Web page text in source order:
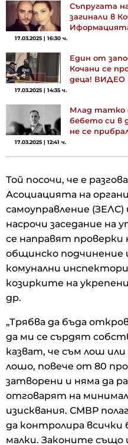
Съпругата
загинали в
17.03.2025 | 16:30 ч.
Един от
Кочани се
деца! ВИДЕО
17.03.2025 | 14:35 ч.
Млад татко
бебето си в
не се
17.03.2025 | 12:41 ч.
Той посочи, че е
Асоциацията на
самоуправление
насрочи заседание на
се направят проверки
общинско подчинение
комунални
козирките на
др.
„Трябва да бъда
да ми се сърдят
казват, че съм лош
лошо, повече от 80
затворени и няма да
отговарят на
изисквания. СМВР
да контролира всички
малки. Законите